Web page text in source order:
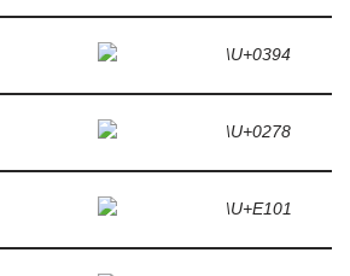
\U+0394
\U+0278
\U+E101